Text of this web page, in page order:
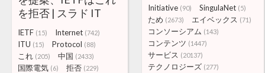
Initiative (90) SingulaNet (5)
ため (2673) エイベックス (71)
コンソーシアム (143)
コンテンツ (1447)
サービス (20137)
テクノロジーズ (277)
を拒否 | スラド IT
IETF (15) Internet (742)
ITU (15) Protocol (88)
これ (205) 中国 (2433)
国際電気 (6) 拒否 (229)